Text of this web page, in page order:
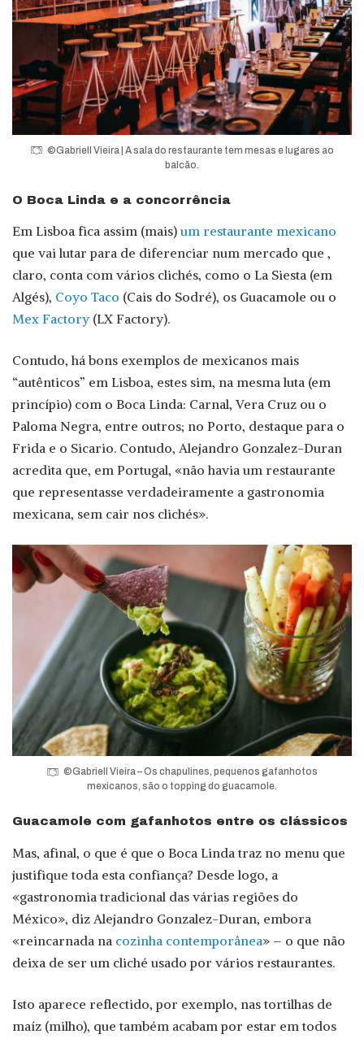
©Gabriell Vieira | A sala do restaurante tem mesas e lugares ao
balcão.
O Boca Linda e a concorrência
Em Lisboa fica assim (mais) um restaurante mexicano
que vai lutar para de diferenciar num mercado que ,
claro, conta com vários clichés, como o La Siesta (em
Algés), Coyo Taco (Cais do Sodré), os Guacamole ou o
Mex Factory (LX Factory).
Contudo, há bons exemplos de mexicanos mais
“autênticos” em Lisboa, estes sim, na mesma luta (em
princípio) com o Boca Linda: Carnal, Vera Cruz ou o
Paloma Negra, entre outros; no Porto, destaque para o
Frida e o Sicario. Contudo, Alejandro Gonzalez-Duran
acredita que, em Portugal, «não havia um restaurante
que representasse verdadeiramente a gastronomia
mexicana, sem cair nos clichés».
©Gabriell Vieira – Os chapulines, pequenos gafanhotos
mexicanos, são o topping do guacamole.
Guacamole com gafanhotos entre os clássicos
Mas, afinal, o que é que o Boca Linda traz no menu que
justifique toda esta confiança? Desde logo, a
«gastronomia tradicional das várias regiões do
México», diz Alejandro Gonzalez-Duran, embora
«reincarnada na cozinha contemporânea» – o que não
deixa de ser um cliché usado por vários restaurantes.
Isto aparece reflectido, por exemplo, nas tortilhas de
maíz (milho), que também acabam por estar em todos